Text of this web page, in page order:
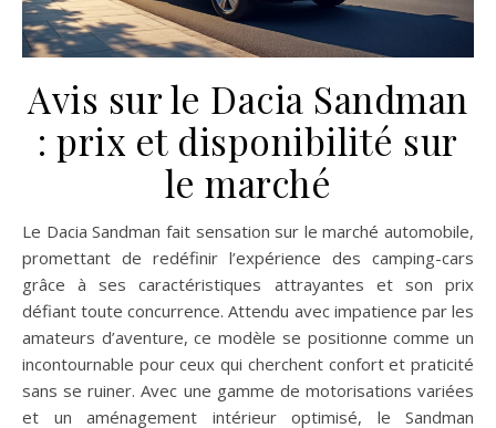
Avis sur le Dacia Sandman
: prix et disponibilité sur
le marché
Le Dacia Sandman fait sensation sur le marché automobile,
promettant de redéfinir l’expérience des camping-cars
grâce à ses caractéristiques attrayantes et son prix
défiant toute concurrence. Attendu avec impatience par les
amateurs d’aventure, ce modèle se positionne comme un
incontournable pour ceux qui cherchent confort et praticité
sans se ruiner. Avec une gamme de motorisations variées
et un aménagement intérieur optimisé, le Sandman